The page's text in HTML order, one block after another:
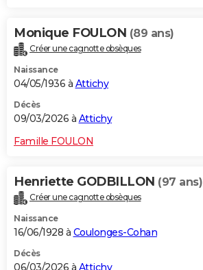
Monique FOULON (89 ans)
Créer une cagnotte obsèques
Naissance
04/05/1936 à Attichy
Décès
09/03/2026 à Attichy
Famille FOULON
Henriette GODBILLON (97 ans)
Créer une cagnotte obsèques
Naissance
16/06/1928 à Coulonges-Cohan
Décès
06/03/2026 à Attichy